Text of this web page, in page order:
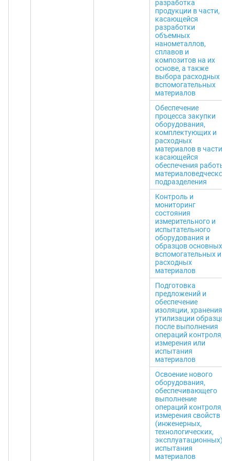
разработка
продукции в части,
касающейся
разработки
объемных
нанометаллов,
сплавов и
композитов на их
основе, а также
выбора расходных и
вспомогательных
материалов
Обеспечение
процесса закупки
оборудования,
комплектующих и
расходных
материалов в части,
касающейся
обеспечения работы
материаловедческого
подразделения
Контроль и
мониторинг
состояния
измерительного и
испытательного
оборудования и
образцов основных,
вспомогательных и
расходных
материалов
Подготовка
предложений и
обеспечение
изоляции, хранения и
утилизации образцов
после выполнения
операций контроля,
измерения или
испытания
материалов
Освоение нового
оборудования,
обеспечивающего
выполнение
операций контроля,
измерения свойств
(инженерных,
технологических,
эксплуатационных) и
испытания
материалов